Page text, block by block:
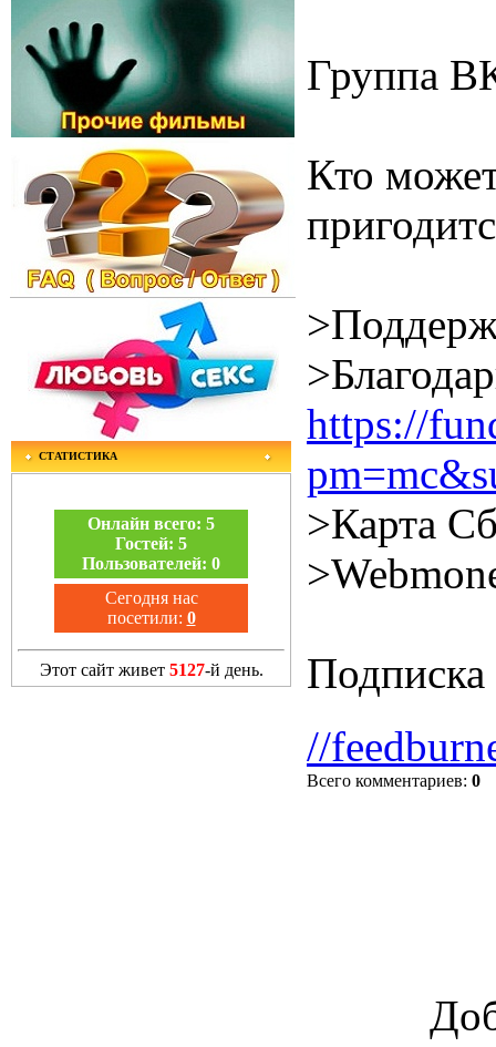
СТАТИСТИКА
Онлайн всего: 5
Гостей: 5
Пользователей: 0
Сегодня нас
посетили: 0
Этот сайт живет 5127-й день.
Группа
Кто
https://
>Карта
Подписка
//
Всего комментариев: 0